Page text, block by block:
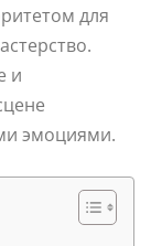
для
и
эмоциями.